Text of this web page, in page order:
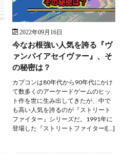
2022年09月16日
今なお根強い人気を誇る『ヴ
ァンパイアセイヴァー』、そ
の秘密は？
カプコンは80年代から90年代にかけ
て数多くのアーケードゲームのヒッ
ト作を世に生み出してきたが、中で
も高い人気を誇るのが『ストリート
ファイター』シリーズだ。1991年に
登場した『ストリートファイターI[…]